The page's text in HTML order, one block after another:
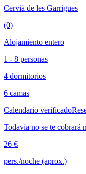
Cervià de les Garrigues
(0)
Alojamiento entero
1 - 8 personas
4 dormitorios
6 camas
Calendario verificado
Todavía no se te cobrará
26 €
pers./noche (aprox.)